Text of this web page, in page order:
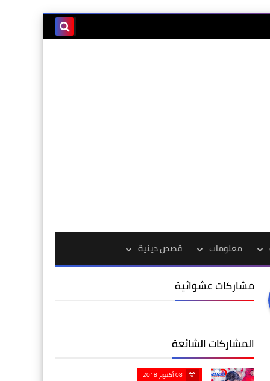
معلومات قصص دينية
مشاركات عشوائية
المشاركات الشائعة
08 أكتوبر 2018